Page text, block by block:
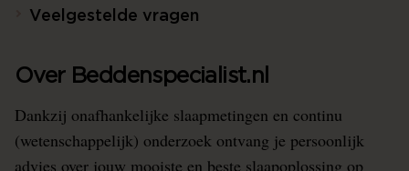
Veelgestelde vragen
Over Beddenspecialist.nl
Dankzij onafhankelijke slaapmetingen en continu
(wetenschappelijk) onderzoek ontvang je persoonlijk
advies over jouw mooiste en beste slaapoplossing op